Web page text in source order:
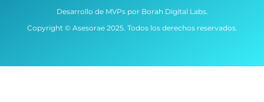
Desarrollo de MVPs por Borah Digital Labs.
Copyright © Asesorae 2025. Todos los derechos reservados.